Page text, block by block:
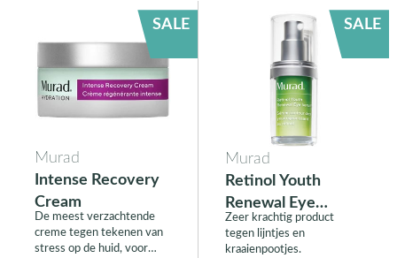
SALE
Murad
Intense Recovery
Cream
De meest verzachtende
creme tegen tekenen van
stress op de huid, voor
SALE
Murad
Retinol Youth
Renewal Eye
Serum
Zeer krachtig product
tegen lijntjes en
kraaienpootjes.